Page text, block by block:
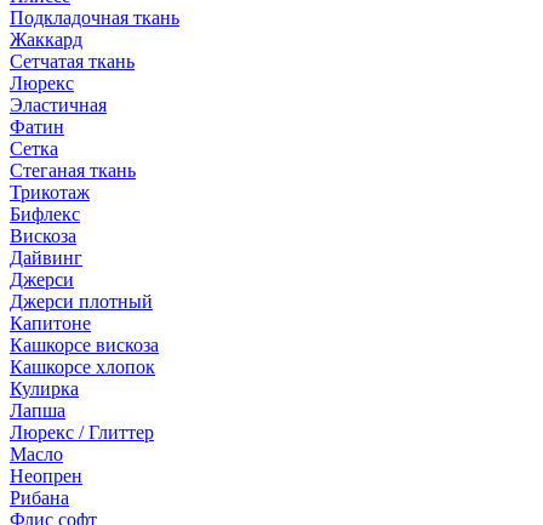
Подкладочная ткань
Жаккард
Сетчатая ткань
Люрекс
Эластичная
Фатин
Сетка
Стеганая ткань
Трикотаж
Бифлекс
Вискоза
Дайвинг
Джерси
Джерси плотный
Капитоне
Кашкорсе вискоза
Кашкорсе хлопок
Кулирка
Лапша
Люрекс / Глиттер
Масло
Неопрен
Рибана
Флис софт